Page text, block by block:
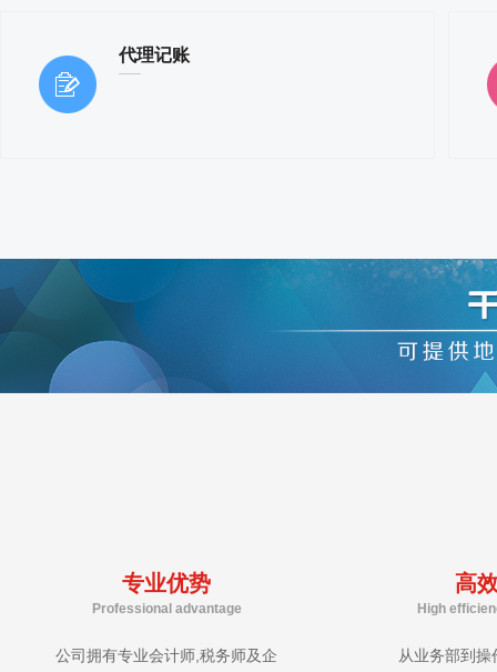
代理记账
专业优势
Professional advantage
公司拥有专业会计师,税务师及企
高
High
从业务部到操